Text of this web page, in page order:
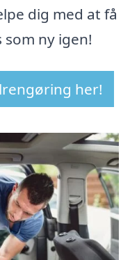
dig med at få
ny igen!
her!